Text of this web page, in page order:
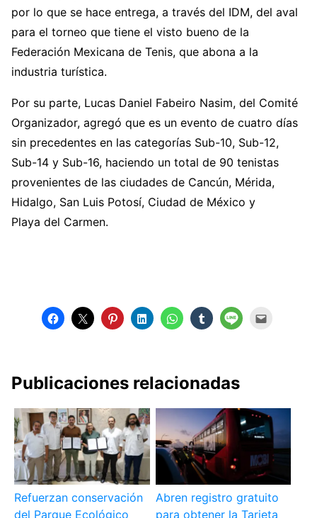
por lo que se hace entrega, a través del IDM, del aval
para el torneo que tiene el visto bueno de la
Federación Mexicana de Tenis, que abona a la
industria turística.
Por su parte, Lucas Daniel Fabeiro Nasim, del Comité
Organizador, agregó que es un evento de cuatro días
sin precedentes en las categorías Sub-10, Sub-12,
Sub-14 y Sub-16, haciendo un total de 90 tenistas
provenientes de las ciudades de Cancún, Mérida,
Hidalgo, San Luis Potosí, Ciudad de México y
Playa del Carmen.
Publicaciones relacionadas
Refuerzan conservación
del Parque Ecológico
Abren registro gratuito
para obtener la Tarjeta